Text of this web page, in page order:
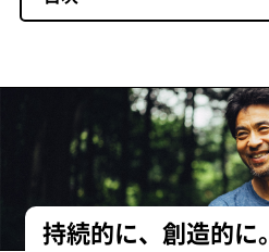
持続的に、創造的に